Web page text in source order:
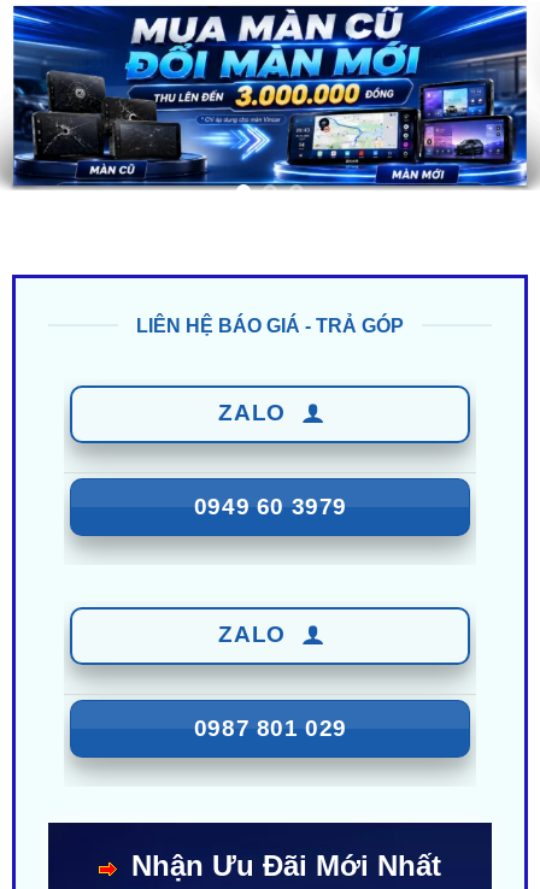
0949 60 3979
0987 801 029